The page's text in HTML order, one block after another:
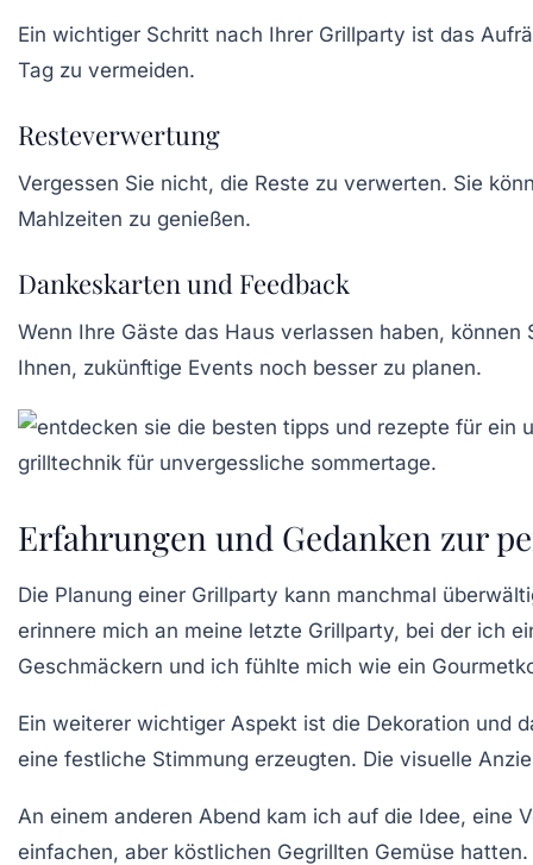
Ein wichtiger Schritt nach Ihrer Grillparty ist das
Tag zu vermeiden.
Resteverwertung
Vergessen Sie nicht, die Reste zu verwerten. Sie
Mahlzeiten zu genießen.
Dankeskarten und Feedback
Wenn Ihre Gäste das Haus verlassen haben,
Ihnen, zukünftige Events noch besser zu planen.
Erfahrungen und Gedanken zur
Die Planung einer Grillparty kann manchmal
erinnere mich an meine letzte Grillparty, bei der ich
Geschmäckern und ich fühlte mich wie ein
Ein weiterer wichtiger Aspekt ist die Dekoration und
eine festliche Stimmung erzeugten. Die visuelle
An einem anderen Abend kam ich auf die Idee, eine
einfachen, aber köstlichen Gegrillten Gemüse hatten.